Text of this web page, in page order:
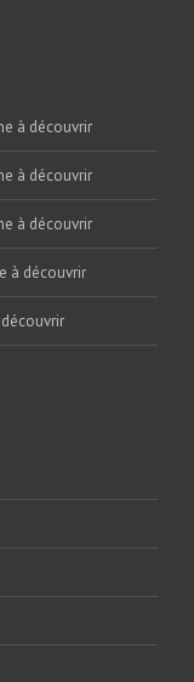
à découvrir
à découvrir
à découvrir
à découvrir